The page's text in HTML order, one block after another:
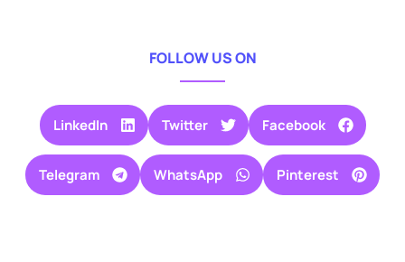
FOLLOW US ON
Facebook
Twitter
LinkedIn
Pinterest
WhatsApp
Telegram